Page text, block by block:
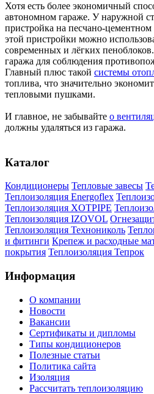
Хотя есть более экономичный
автономном гараже. У наружной
пристройка на песчано-
этой пристройки можно
современных и лёгких
гаража для соблюдения
Главный плюс такой системы
топлива, что значительно
тепловыми пушками.
И главное, не забывайте о
должны удаляться из гаража.
Каталог
Кондиционеры Тепловые завесы
Теплоизоляция Energoflex
Теплоизоляция XOTPIPE
Теплоизоляция IZOVOL
Теплоизоляция Технониколь
и фитинги Крепеж и расходные
покрытия Теплоизоляция Тепрок
Информация
О компании
Новости
Вакансии
Сертификаты и дипломы
Типы кондиционеров
Полезные статьи
Политика сайта
Изоляция
Рассчитать теплоизоляцию